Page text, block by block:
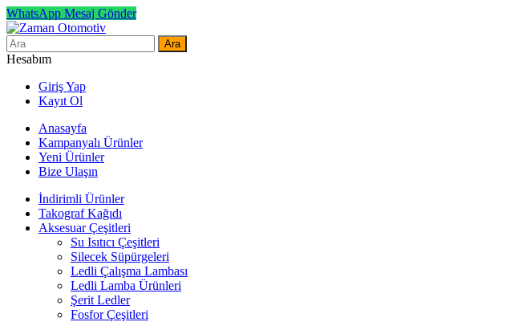
WhatsApp Mesaj Gönder
Ara
Hesabım
Giriş Yap
Kayıt Ol
Anasayfa
Kampanyalı Ürünler
Yeni Ürünler
Bize Ulaşın
İndirimli Ürünler
Takograf Kağıdı
Aksesuar Çeşitleri
Su Isıtıcı Çeşitleri
Silecek Süpürgeleri
Ledli Çalışma Lambası
Ledli Lamba Ürünleri
Şerit Ledler
Fosfor Çeşitleri